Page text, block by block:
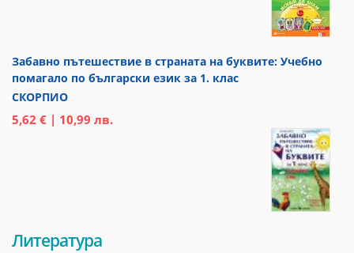
Забавно пътешествие в страната на буквите: Учебно
помагало по български език за 1. клас
СКОРПИО
5,62 € | 10,99 лв.
Литература